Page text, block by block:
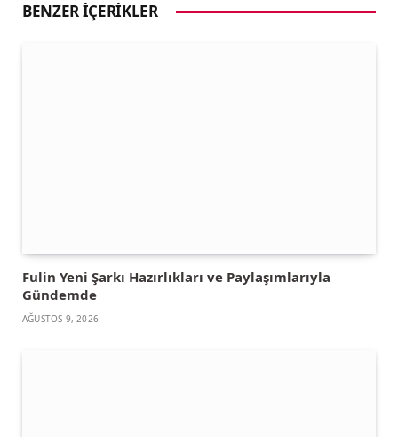
BENZER İÇERIKLER
Fulin Yeni Şarkı Hazırlıkları ve Paylaşımlarıyla
Gündemde
AĞUSTOS 9, 2026